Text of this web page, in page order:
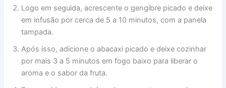
Logo em seguida, acrescente o gengibre picado e deixe
em infusão por cerca de 5 a 10 minutos, com a panela
tampada.
Após isso, adicione o abacaxi picado e deixe cozinhar
por mais 3 a 5 minutos em fogo baixo para liberar o
aroma e o sabor da fruta.